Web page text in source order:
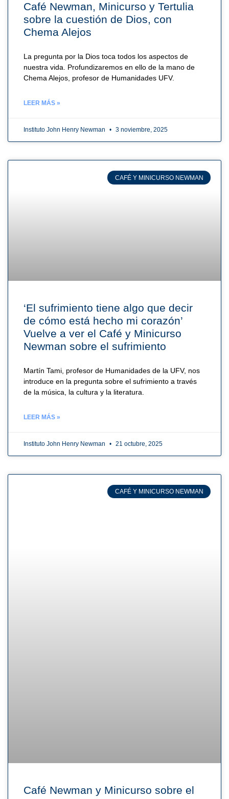
Café Newman, Minicurso y Tertulia
sobre la cuestión de Dios, con
Chema Alejos
La pregunta por la Dios toca todos los aspectos de
nuestra vida. Profundizaremos en ello de la mano de
Chema Alejos, profesor de Humanidades UFV.
LEER MÁS »
Instituto John Henry Newman 3 noviembre, 2025
CAFÉ Y MINICURSO NEWMAN
‘El sufrimiento tiene algo que decir
de cómo está hecho mi corazón’
Vuelve a ver el Café y Minicurso
Newman sobre el sufrimiento
Martín Tami, profesor de Humanidades de la UFV, nos
introduce en la pregunta sobre el sufrimiento a través
de la música, la cultura y la literatura.
LEER MÁS »
Instituto John Henry Newman 21 octubre, 2025
CAFÉ Y MINICURSO NEWMAN
Café Newman y Minicurso sobre el